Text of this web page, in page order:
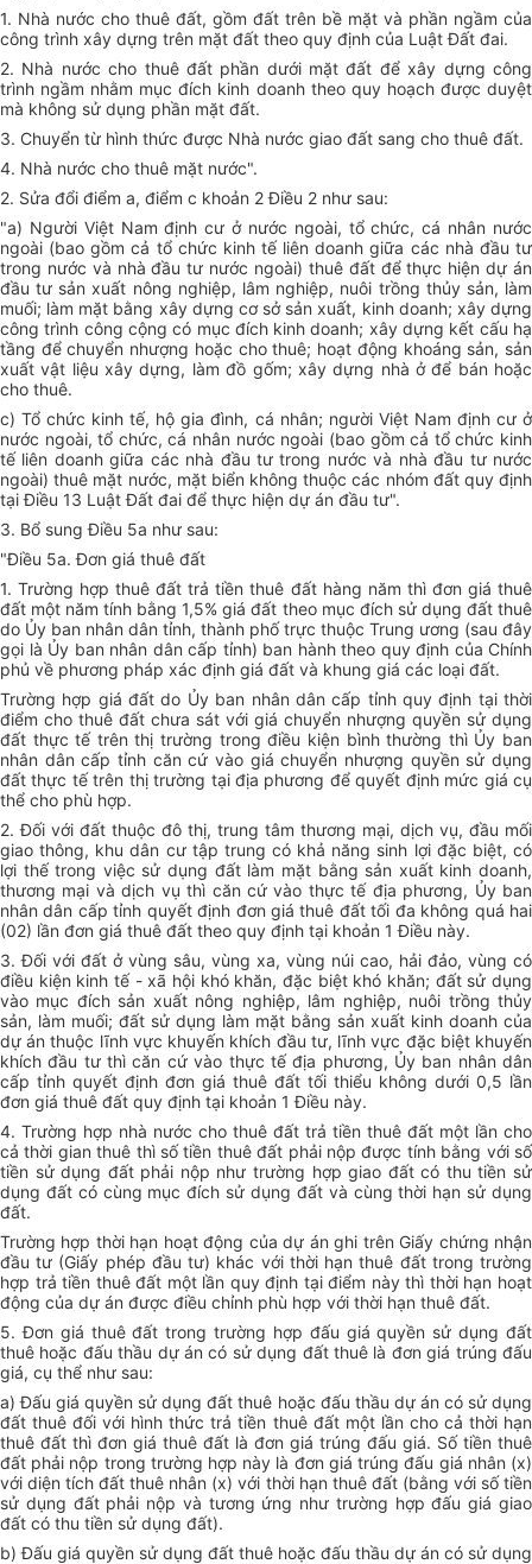
1. Nhà nước cho thuê đất, gồm đất trên bề mặt và phần ngầm của
công trình xây dựng trên mặt đất theo quy định của Luật Đất đai.
2. Nhà nước cho thuê đất phần dưới mặt đất để xây dựng công
trình ngầm nhằm mục đích kinh doanh theo quy hoạch được duyệt
mà không sử dụng phần mặt đất.
3. Chuyển từ hình thức được Nhà nước giao đất sang cho thuê đất.
4. Nhà nước cho thuê mặt nước".
2. Sửa đổi điểm a, điểm c khoản 2 Điều 2 như sau:
"a) Người Việt Nam định cư ở nước ngoài, tổ chức, cá nhân nước
ngoài (bao gồm cả tổ chức kinh tế liên doanh giữa các nhà đầu tư
trong nước và nhà đầu tư nước ngoài) thuê đất để thực hiện dự án
đầu tư sản xuất nông nghiệp, lâm nghiệp, nuôi trồng thủy sản, làm
muối; làm mặt bằng xây dựng cơ sở sản xuất, kinh doanh; xây dựng
công trình công cộng có mục đích kinh doanh; xây dựng kết cấu hạ
tầng để chuyển nhượng hoặc cho thuê; hoạt động khoáng sản, sản
xuất vật liệu xây dựng, làm đồ gốm; xây dựng nhà ở để bán hoặc
cho thuê.
c) Tổ chức kinh tế, hộ gia đình, cá nhân; người Việt Nam định cư ở
nước ngoài, tổ chức, cá nhân nước ngoài (bao gồm cả tổ chức kinh
tế liên doanh giữa các nhà đầu tư trong nước và nhà đầu tư nước
ngoài) thuê mặt nước, mặt biển không thuộc các nhóm đất quy định
tại Điều 13 Luật Đất đai để thực hiện dự án đầu tư".
3. Bổ sung Điều 5a như sau:
"Điều 5a. Đơn giá thuê đất
1. Trường hợp thuê đất trả tiền thuê đất hàng năm thì đơn giá thuê
đất một năm tính bằng 1,5% giá đất theo mục đích sử dụng đất thuê
do Ủy ban nhân dân tỉnh, thành phố trực thuộc Trung ương (sau đây
gọi là Ủy ban nhân dân cấp tỉnh) ban hành theo quy định của Chính
phủ về phương pháp xác định giá đất và khung giá các loại đất.
Trường hợp giá đất do Ủy ban nhân dân cấp tỉnh quy định tại thời
điểm cho thuê đất chưa sát với giá chuyển nhượng quyền sử dụng
đất thực tế trên thị trường trong điều kiện bình thường thì Ủy ban
nhân dân cấp tỉnh căn cứ vào giá chuyển nhượng quyền sử dụng
đất thực tế trên thị trường tại địa phương để quyết định mức giá cụ
thể cho phù hợp.
2. Đối với đất thuộc đô thị, trung tâm thương mại, dịch vụ, đầu mối
giao thông, khu dân cư tập trung có khả năng sinh lợi đặc biệt, có
lợi thế trong việc sử dụng đất làm mặt bằng sản xuất kinh doanh,
thương mại và dịch vụ thì căn cứ vào thực tế địa phương, Ủy ban
nhân dân cấp tỉnh quyết định đơn giá thuê đất tối đa không quá hai
(02) lần đơn giá thuê đất theo quy định tại khoản 1 Điều này.
3. Đối với đất ở vùng sâu, vùng xa, vùng núi cao, hải đảo, vùng có
điều kiện kinh tế - xã hội khó khăn, đặc biệt khó khăn; đất sử dụng
vào mục đích sản xuất nông nghiệp, lâm nghiệp, nuôi trồng thủy
sản, làm muối; đất sử dụng làm mặt bằng sản xuất kinh doanh của
dự án thuộc lĩnh vực khuyến khích đầu tư, lĩnh vực đặc biệt khuyến
khích đầu tư thì căn cứ vào thực tế địa phương, Ủy ban nhân dân
cấp tỉnh quyết định đơn giá thuê đất tối thiểu không dưới 0,5 lần
đơn giá thuê đất quy định tại khoản 1 Điều này.
4. Trường hợp nhà nước cho thuê đất trả tiền thuê đất một lần cho
cả thời gian thuê thì số tiền thuê đất phải nộp được tính bằng với số
tiền sử dụng đất phải nộp như trường hợp giao đất có thu tiền sử
dụng đất có cùng mục đích sử dụng đất và cùng thời hạn sử dụng
đất.
Trường hợp thời hạn hoạt động của dự án ghi trên Giấy chứng nhận
đầu tư (Giấy phép đầu tư) khác với thời hạn thuê đất trong trường
hợp trả tiền thuê đất một lần quy định tại điểm này thì thời hạn hoạt
động của dự án được điều chỉnh phù hợp với thời hạn thuê đất.
5. Đơn giá thuê đất trong trường hợp đấu giá quyền sử dụng đất
thuê hoặc đấu thầu dự án có sử dụng đất thuê là đơn giá trúng đấu
giá, cụ thể như sau:
a) Đấu giá quyền sử dụng đất thuê hoặc đấu thầu dự án có sử dụng
đất thuê đối với hình thức trả tiền thuê đất một lần cho cả thời hạn
thuê đất thì đơn giá thuê đất là đơn giá trúng đấu giá. Số tiền thuê
đất phải nộp trong trường hợp này là đơn giá trúng đấu giá nhân (x)
với diện tích đất thuê nhân (x) với thời hạn thuê đất (bằng với số tiền
sử dụng đất phải nộp và tương ứng như trường hợp đấu giá giao
đất có thu tiền sử dụng đất).
b) Đấu giá quyền sử dụng đất thuê hoặc đấu thầu dự án có sử dụng